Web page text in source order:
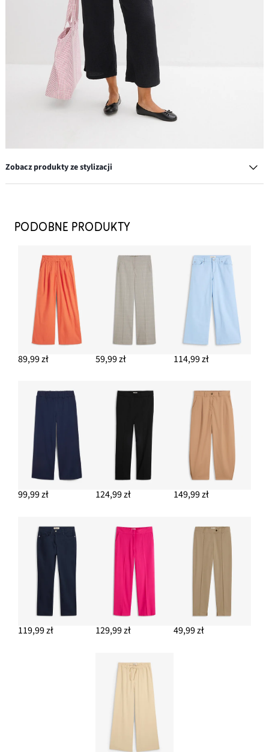
Zobacz produkty ze stylizacji
62,99 zł
Kurtka dżinsowa
209,99 zł
DODAJ DO KOSZYKA
Kolczyki kółka z twistem
39,99 zł
84,99 zł
DODAJ DO KOSZYKA
PODOBNE PRODUKTY
89,99 zł 59,99 zł 114,99 zł
99,99 zł 124,99 zł 149,99 zł
119,99 zł 129,99 zł 49,99 zł